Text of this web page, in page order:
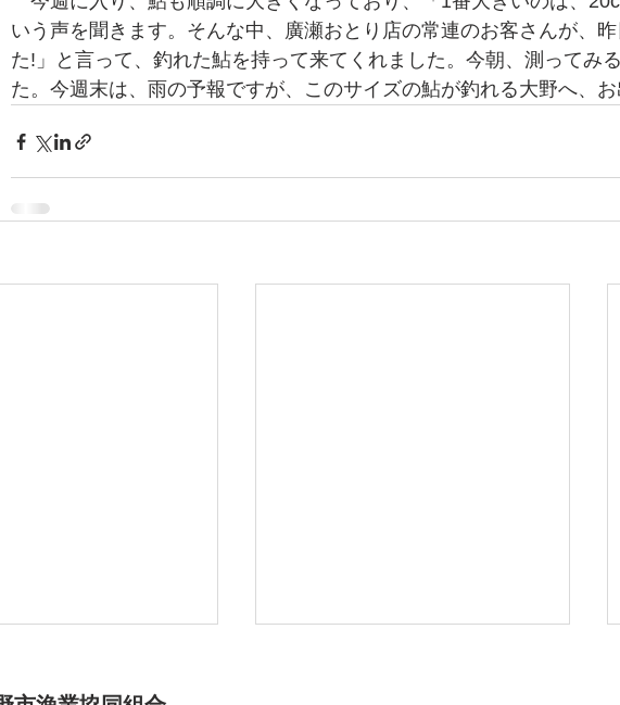
いう声を聞きます。そんな中、廣瀬おとり店の常連のお客さんが、
た!」と言って、釣れた鮎を持って来てくれました。今朝、測ってみ
た。今週末は、雨の予報ですが、このサイズの鮎が釣れる大野へ、お